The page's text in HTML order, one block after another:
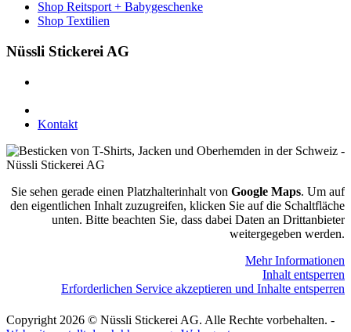
Shop Reitsport + Babygeschenke
Shop Textilien
Nüssli Stickerei AG
Kontakt
Sie sehen gerade einen Platzhalterinhalt von Google Maps. Um auf
den eigentlichen Inhalt zuzugreifen, klicken Sie auf die Schaltfläche
unten. Bitte beachten Sie, dass dabei Daten an Drittanbieter
weitergegeben werden.
Mehr Informationen
Inhalt entsperren
Erforderlichen Service akzeptieren und Inhalte entsperren
Copyright 2026 © Nüssli Stickerei AG. Alle Rechte vorbehalten. -